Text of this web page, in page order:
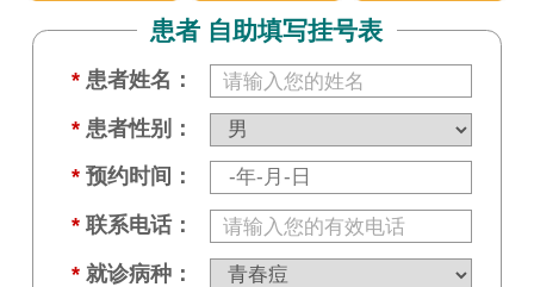
患者 自助填写挂号表
* 患者姓名：
* 患者性别：
* 预约时间：
* 联系电话：
* 就诊病种：